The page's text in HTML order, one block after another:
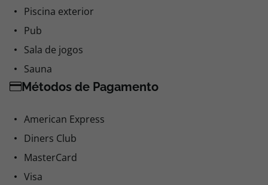
Piscina exterior
Pub
Sala de jogos
Sauna
Métodos de Pagamento
American Express
Diners Club
MasterCard
Visa